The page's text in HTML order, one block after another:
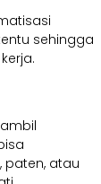
sehingga
paten, atau